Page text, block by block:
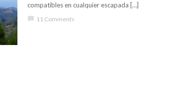
compatibles en cualquier escapada […]
chat_bubble 11 Comments